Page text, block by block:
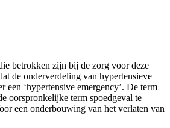
betrokken zijn bij de zorg voor deze
de onderverdeling van hypertensieve
‘hypertensive emergency’. De term
oorspronkelijke term spoedgeval te
een onderbouwing van het verlaten van